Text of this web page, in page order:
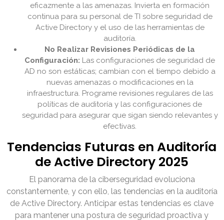
eficazmente a las amenazas. Invierta en formación
continua para su personal de TI sobre seguridad de
Active Directory y el uso de las herramientas de
auditoría.
No Realizar Revisiones Periódicas de la
Configuración: Las configuraciones de seguridad de
AD no son estáticas; cambian con el tiempo debido a
nuevas amenazas o modificaciones en la
infraestructura. Programe revisiones regulares de las
políticas de auditoría y las configuraciones de
seguridad para asegurar que sigan siendo relevantes y
efectivas.
Tendencias Futuras en Auditoría
de Active Directory 2025
El panorama de la ciberseguridad evoluciona
constantemente, y con ello, las tendencias en la auditoría
de Active Directory. Anticipar estas tendencias es clave
para mantener una postura de seguridad proactiva y